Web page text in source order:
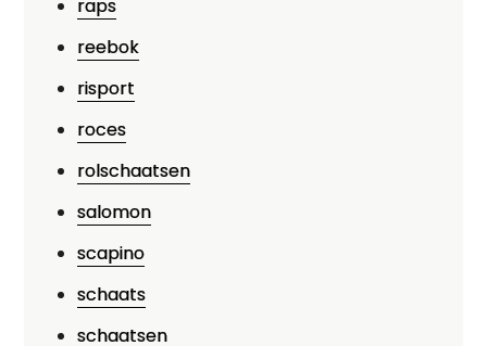
raps
reebok
risport
roces
rolschaatsen
salomon
scapino
schaats
schaatsen